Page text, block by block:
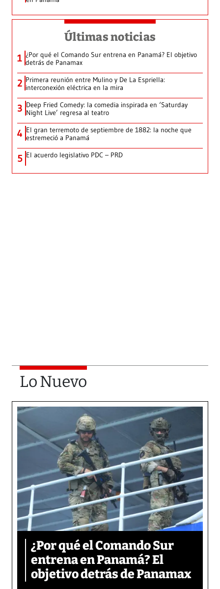
Últimas noticias
1 ¿Por qué el Comando Sur entrena en Panamá? El objetivo
detrás de Panamax
2 Primera reunión entre Mulino y De La Espriella:
interconexión eléctrica en la mira
3 Deep Fried Comedy: la comedia inspirada en ‘Saturday
Night Live’ regresa al teatro
4 El gran terremoto de septiembre de 1882: la noche que
estremeció a Panamá
5 El acuerdo legislativo PDC – PRD
Lo Nuevo
¿Por qué el Comando Sur
entrena en Panamá? El
objetivo detrás de Panamax